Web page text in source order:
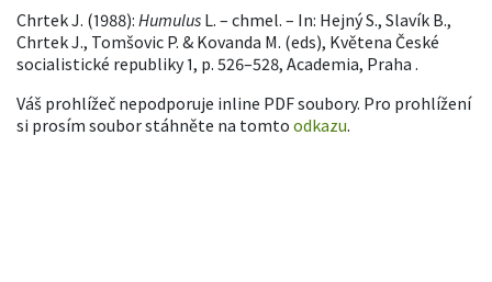
Chrtek J. (1988): Humulus L. – chmel. – In: Hejný S., Slavík B.,
Chrtek J., Tomšovic P. & Kovanda M. (eds), Květena České
socialistické republiky 1, p. 526–528, Academia, Praha .
Váš prohlížeč nepodporuje inline PDF soubory. Pro prohlížení
si prosím soubor stáhněte na tomto odkazu.